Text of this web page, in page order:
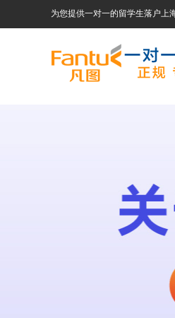
为您提供一对一的留学生落户上